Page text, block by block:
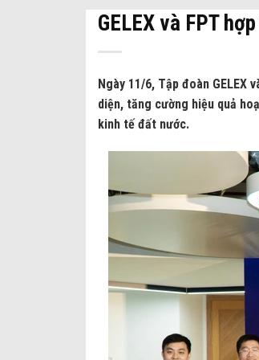
GELEX và FPT
Ngày 11/6, Tập đoàn GELEX
diện, tăng cường hiệu quả
kinh tế đất nước.